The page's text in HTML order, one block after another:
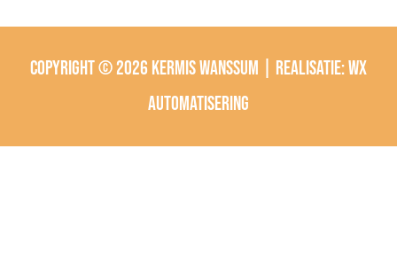
Copyright © 2026 Kermis Wanssum | Realisatie:wx
automatisering